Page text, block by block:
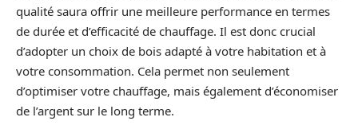
qualité saura offrir une meilleure performance en termes
de durée et d’efficacité de chauffage. Il est donc crucial
d’adopter un choix de bois adapté à votre habitation et à
votre consommation. Cela permet non seulement
d’optimiser votre chauffage, mais également d’économiser
de l’argent sur le long terme.